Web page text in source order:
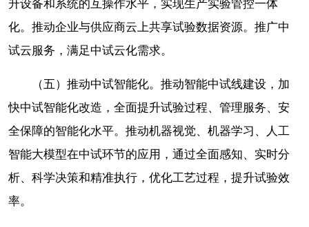
升设备和系统的互操作水平，实现生产实验管控一体
化。推动企业与供应商云上共享试验数据资源。推广中
试云服务，满足中试云化需求。
（五）推动中试智能化。推动智能中试线建设，加
快中试智能化改造，全面提升试验过程、管理服务、安
全保障的智能化水平。推动机器视觉、机器学习、人工
智能大模型在中试环节的应用，通过全面感知、实时分
析、科学决策和精准执行，优化工艺过程，提升试验效
率。